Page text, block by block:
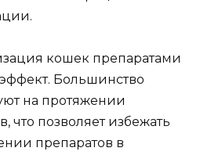
кошек препаратами
Большинство
на протяжении
что позволяет избежать
препаратов в